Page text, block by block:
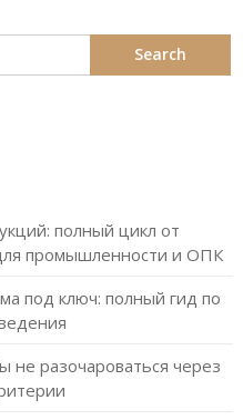
полный цикл от
промышленности и ОПК
под ключ: полный гид по
не разочароваться через